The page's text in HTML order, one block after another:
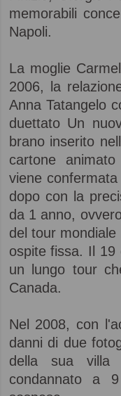
memorabili
Napoli.
La moglie
2006, la
Anna Tatangelo
duettato Un
brano inserito
cartone
viene
dopo con la
da 1 anno,
del tour mondiale
ospite fissa. Il 19
un lungo tour
Canada.
Nel 2008, con
danni di due
della sua villa
condannato a